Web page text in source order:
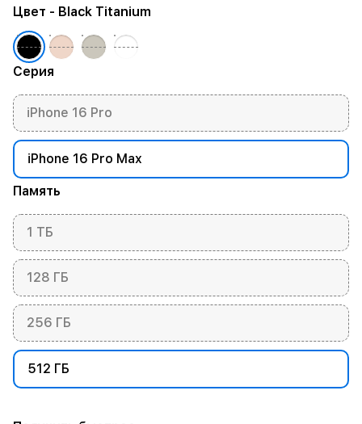
Серия
iPhone 16 Pro
iPhone 16 Pro Max
Память
1 ТБ
128 ГБ
256 ГБ
512 ГБ
Цвет - Black Titanium